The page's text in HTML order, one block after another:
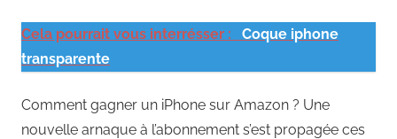
Cela pourrait vous interrésser :
Coque iphone
transparente
Comment gagner un iPhone sur Amazon ? Une
nouvelle arnaque à l’abonnement s’est propagée ces